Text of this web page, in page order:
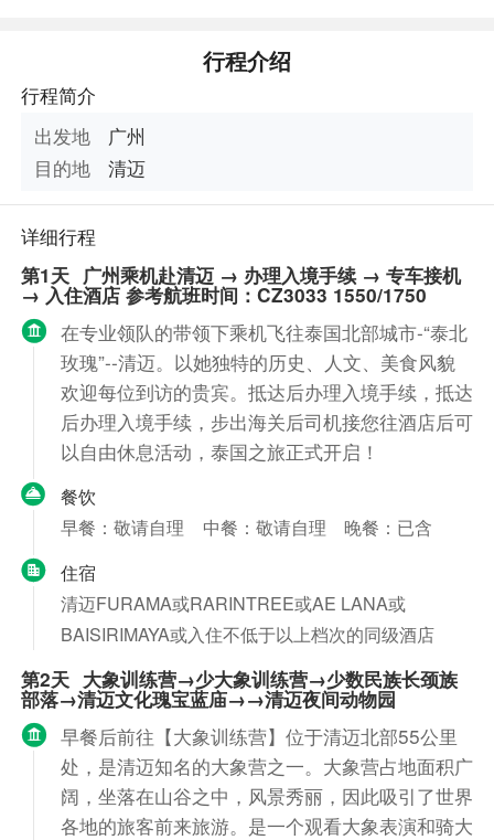
行程介绍
行程简介
出发地
广州
目的地
清迈
详细行程
第1天 广州乘机赴清迈 → 办理入境手续 → 专车接机
→ 入住酒店 参考航班时间：CZ3033 1550/1750
在专业领队的带领下乘机飞往泰国北部城市-“泰北
玫瑰”--清迈。以她独特的历史、人文、美食风貌
欢迎每位到访的贵宾。抵达后办理入境手续，抵达
后办理入境手续，步出海关后司机接您往酒店后可
以自由休息活动，泰国之旅正式开启！
餐饮
早餐：敬请自理
中餐：敬请自理
晚餐：已含
住宿
清迈FURAMA或RARINTREE或AE LANA或
BAISIRIMAYA或入住不低于以上档次的同级酒店
第2天 大象训练营→少大象训练营→少数民族长颈族
部落→清迈文化瑰宝蓝庙→→清迈夜间动物园
早餐后前往【大象训练营】位于清迈北部55公里
处，是清迈知名的大象营之一。大象营占地面积广
阔，坐落在山谷之中，风景秀丽，因此吸引了世界
各地的旅客前来旅游。是一个观看大象表演和骑大